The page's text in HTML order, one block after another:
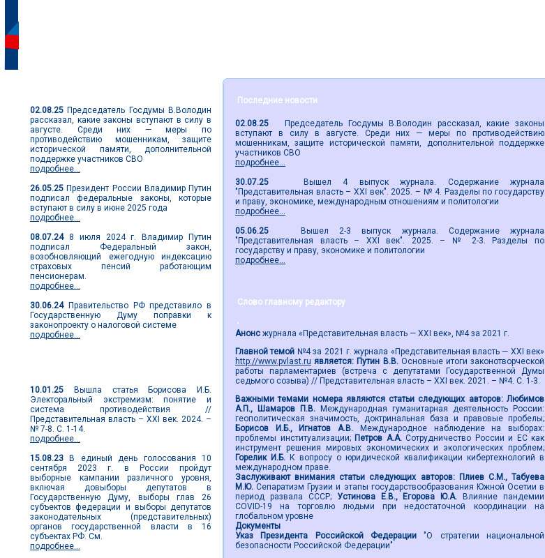
02.08.25 Председатель Госдумы В.Володин
рассказал, какие законы вступают в силу в
августе. Среди них — меры по
противодействию мошенникам, защите
исторической памяти, дополнительной
поддержке участников СВО
подробнее...
26.05.25 Президент России Владимир Путин
подписал федеральные законы, которые
вступают в силу в июне 2025 года
подробнее...
08.07.248 июля 2024 г. Владимир Путин
подписал Федеральный закон,
возобновляющий ежегодную индексацию
страховых пенсий работающим
пенсионерам.
подробнее...
30.06.24Правительство РФ представило в
Государственную Думу поправки к
законопроекту о налоговой системе
подробнее...
10.01.25 Вышла статья Борисова И.Б.
Электоральный экстремизм: понятие и
система противодействия //
Представительная власть – XXI век. 2024. –
№ 7-8. С. 1-14.
подробнее...
15.08.23 В единый день голосования 10
сентября 2023 г. в России пройдут
выборные кампании различного уровня,
включая довыборы депутатов в
Государственную Думу, выборы глав 26
субъектов федерации и выборы депутатов
законодательных (представительных)
органов государственной власти в 16
субъектах РФ. См.
подробнее...
Последние новости
02.08.25 Председатель Госдумы В.Володин рассказал, какие законы
вступают в силу в августе. Среди них — меры по противодействию
мошенникам, защите исторической памяти, дополнительной поддержке
участников СВО
подробнее...
30.07.25 Вышел 4 выпуск журнала. Содержание журнала
"Представительная власть – XXI век". 2025. – № 4. Разделы по государству
и праву, экономике, международным отношениям и политологии
подробнее...
05.06.25 Вышел 2-3 выпуск журнала. Содержание журнала
"Представительная власть – XXI век". 2025. – № 2-3. Разделы по
государству и праву, экономике и политологии
подробнее...
Слово главному редактору
Анонс журнала «Представительная власть — XXI век», №4 за 2021 г.
Главной темой №4 за 2021 г. журнала «Представительная власть — XXI век»
http://www.pvlast.ru является: Путин В.В.Основные итоги законотворческой
работы парламентариев (встреча с депутатами Государственной Думы
седьмого созыва) // Представительная власть – ХХI век. 2021. – №4. С. 1-3.
Важными темами номера являются статьи следующих авторов:Любимов
А.П., Шамаров П.В.
Международная гуманитарная деятельность России:
геополитическая значимость, доктринальная база и правовые пробелы;
Борисов И.Б., Игнатов А.В.
Международное наблюдение на выборах:
проблемы институализации; Петров А.А.Сотрудничество России и ЕС как
инструмент решения мировых экономических и экологических проблем;
Горелик И.Б. К вопросу о юридической квалификации кибертехнологий в
международном праве.
Заслуживают внимания статьи следующих авторов:Плиев С.М., Табуева
М.Ю.Сепаратизм Грузии и этапы государствообразования Южной Осетии в
период развала СССР; Устинова Е.В., Егорова Ю.А.
Влияние пандемии
COVID-19 на торговлю людьми при недостаточной координации на
глобальном уровне
Документы
Указ Президента Российской Федерации "О стратегии национальной
безопасности Российской Федерации"